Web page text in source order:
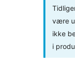
være
ikke
i